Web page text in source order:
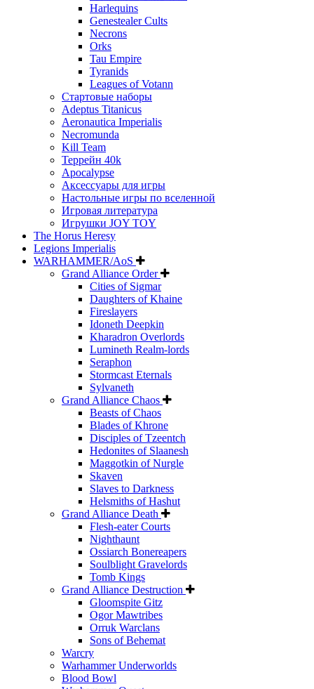
Harlequins
Genestealer Cults
Necrons
Orks
Tau Empire
Tyranids
Leagues of Votann
Стартовые наборы
Adeptus Titanicus
Aeronautica Imperialis
Necromunda
Kill Team
Террейн 40k
Apocalypse
Аксессуары для игры
Настольные игры по вселенной
Игровая литература
Игрушки JOY TOY
The Horus Heresy
Legions Imperialis
WARHAMMER/AoS
Grand Alliance Order
Cities of Sigmar
Daughters of Khaine
Fireslayers
Idoneth Deepkin
Kharadron Overlords
Lumineth Realm-lords
Seraphon
Stormcast Eternals
Sylvaneth
Grand Alliance Chaos
Beasts of Chaos
Blades of Khrone
Disciples of Tzeentch
Hedonites of Slaanesh
Maggotkin of Nurgle
Skaven
Slaves to Darkness
Helsmiths of Hashut
Grand Alliance Death
Flesh-eater Courts
Nighthaunt
Ossiarch Bonereapers
Soulblight Gravelords
Tomb Kings
Grand Alliance Destruction
Gloomspite Gitz
Ogor Mawtribes
Orruk Warclans
Sons of Behemat
Warcry
Warhammer Underworlds
Blood Bowl